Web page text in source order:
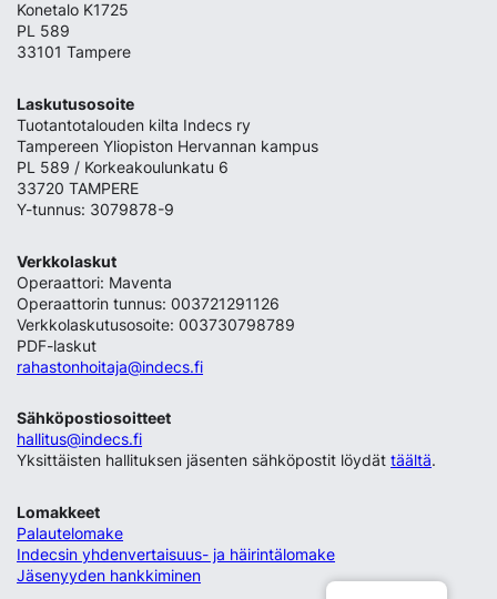
Konetalo K1725
PL 589
33101 Tampere
Laskutusosoite
Tuotantotalouden kilta Indecs ry
Tampereen Yliopiston Hervannan kampus
PL 589 / Korkeakoulunkatu 6
33720 TAMPERE
Y-tunnus: 3079878-9
Verkkolaskut
Operaattori: Maventa
Operaattorin tunnus: 003721291126
Verkkolaskutusosoite: 003730798789
PDF-laskut
rahastonhoitaja@indecs.fi
Sähköpostiosoitteet
hallitus@indecs.fi
Yksittäisten hallituksen jäsenten sähköpostit löydättäältä.
Lomakkeet
Palautelomake
Indecsin yhdenvertaisuus- ja häirintälomake
Jäsenyyden hankkiminen